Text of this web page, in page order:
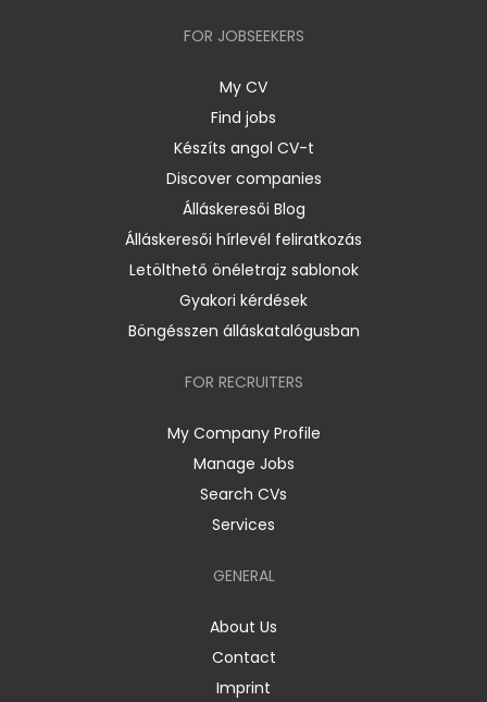
FOR JOBSEEKERS
My CV
Find jobs
Készíts angol CV-t
Discover companies
Álláskeresői Blog
Álláskeresői hírlevél feliratkozás
Letölthető önéletrajz sablonok
Gyakori kérdések
Böngésszen álláskatalógusban
FOR RECRUITERS
My Company Profile
Manage Jobs
Search CVs
Services
GENERAL
About Us
Contact
Imprint